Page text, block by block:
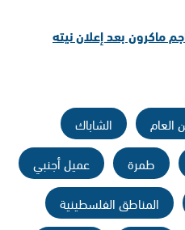
ماكرون بعد إعلان نيته
العام
الشاباك
طمرة
عميل أجنبي
المناطق الفلسطينية